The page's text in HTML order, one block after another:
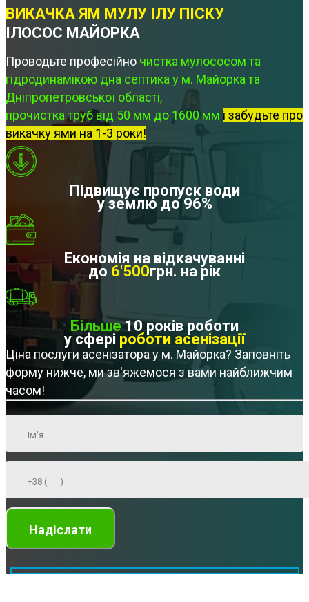
ВИКАЧКА ЯМ МУЛУ ІЛУ ПІСКУ
ІЛОСОС МАЙОРКА
Проводьте професійно чистка мулососом та
гідродинамікою дна септика у м. Майорка та
Дніпропетровської області,
прочистка труб від 50 мм до 1600 мм і забудьте про
викачку ями на 1-3 роки!
Підвищує пропуск води
у землю до 96%
Економія на відкачуванні
до 6'500грн. на рік
Більше10 років роботи
у сфері роботи асенізації
Ціна послуги асенізатора у м. Майорка? Заповніть
форму нижче, ми зв'яжемося з вами найближчим
часом!